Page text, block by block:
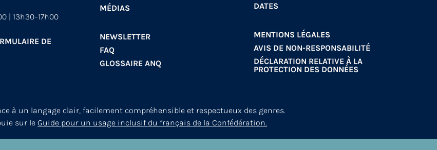
| 13h30–17h00
DE
MÉDIAS
NEWSLETTER
FAQ
GLOSSAIRE ANQ
DATES
MENTIONS LÉGALES
AVIS DE NON-RESPONSABILITÉ
DÉCLARATION RELATIVE À LA
PROTECTION DES DONNÉES
à un langage clair, facilement compréhensible et respectueux des genres.
sur le Guide pour un usage inclusif du français de la Confédération.